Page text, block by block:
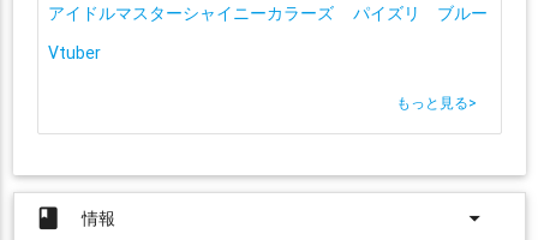
アイドルマスターシャイニーカラーズ
パイズリ ブルー
Vtuber
もっと見る>
book 情報
arrow_drop_down